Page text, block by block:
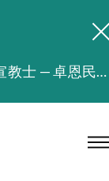
缅怀播道医院创院宣教士 — 卓恩民医生香港追思会
本院在暴雨或台风警告信号 (包括黑色暴雨及8号或以上热带气旋警告信号) 下，仍会维持有限度服务。如有查询，可致电2711 5222。